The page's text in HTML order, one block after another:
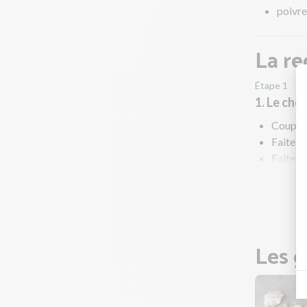
poivre
La
Étape 1
1. Le
Faites
Faites
Les